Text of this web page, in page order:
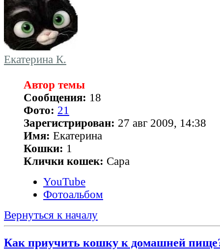
Екатерина К.
Автор темы
Сообщения: 18
Фото: 21
Зарегистрирован: 27 авг 2009, 14:38
Имя: Екатерина
Кошки: 1
Клички кошек: Сара
YouTube
Фотоальбом
Вернуться к началу
Как приучить кошку к домашней